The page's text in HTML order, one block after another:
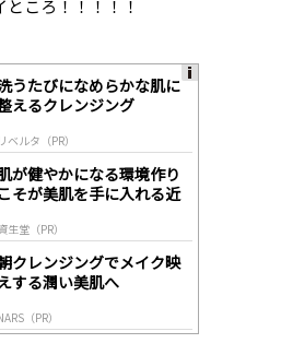
ころ！！！！！
うたびになめらかな肌に
えるクレンジング
リベルタ（PR）
が健やかになる環境作り
こそが美肌を手に入れる近
生堂（PR）
クレンジングでメイク映
えする潤い美肌へ
（PR）